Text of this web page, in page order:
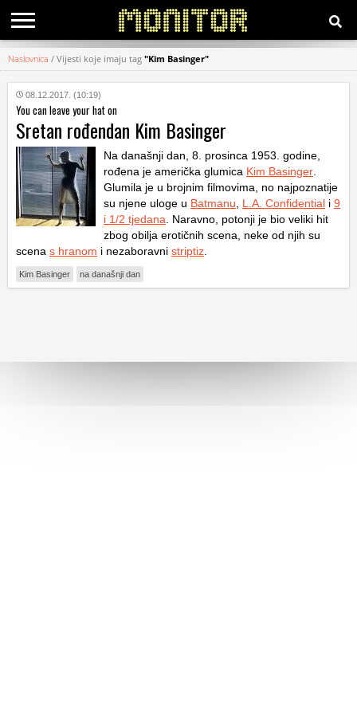
KATEGORIJE
HRVATSKI
WEB
Naslovnica / Vijesti koje imaju tag "Kim Basinger"
08.12.2017. (10:19)
You can leave your hat on
Sretan rođendan Kim Basinger
Na današnji dan, 8. prosinca 1953. godine,
rođena je američka glumica Kim Basinger
Glumila je u brojnim filmovima, no najpoznatije
su njene uloge u Batmanu L.A. Confidential i 9
i 1/2 tjedana . Naravno, potonji je bio veliki hit
zbog obilja erotičnih scena, neke od njih su
scena s hranom i nezaboravni striptiz
Kim Basinger na današnji dan